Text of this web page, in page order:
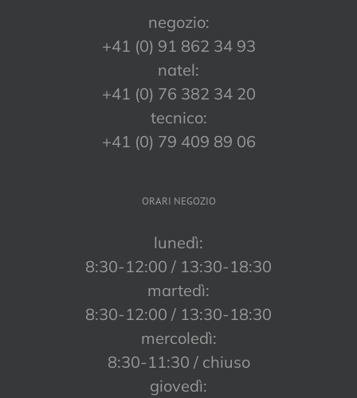
negozio:
+41 (0) 91 862 34 93
natel:
+41 (0) 76 382 34 20
tecnico:
+41 (0) 79 409 89 06
ORARI NEGOZIO
lunedì:
8:30-12:00 / 13:30-18:30
martedì:
8:30-12:00 / 13:30-18:30
mercoledì:
8:30-11:30 / chiuso
giovedì: